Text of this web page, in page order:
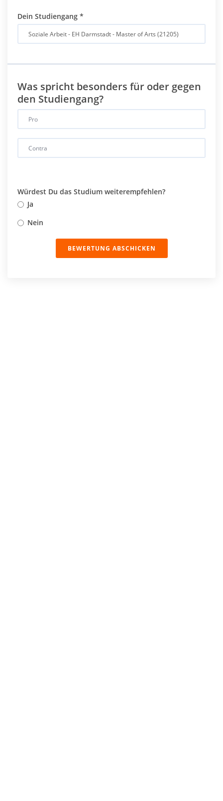
Dein Studiengang *
Was spricht besonders für oder gegen
den Studiengang?
Würdest Du das Studium weiterempfehlen?
Ja
Nein
BEWERTUNG ABSCHICKEN